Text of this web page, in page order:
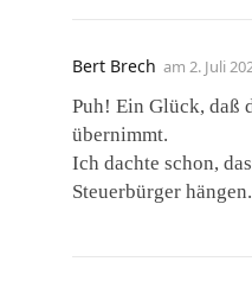
Bert Brech am 2. Juli
Puh! Ein Glück, daß
übernimmt.
Ich dachte schon,
Steuerbürger hängen.